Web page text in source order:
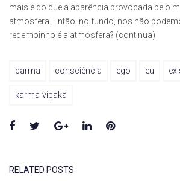
mais é do que a aparência provocada pelo
atmosfera. Então, no fundo, nós não
redemoinho é a atmosfera? (continua)
carma consciência ego eu
karma-vipaka
Facebook
TwitterGoogle+LinkedInPinterest
RELATED POSTS